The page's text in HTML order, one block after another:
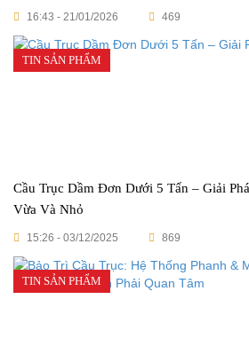
16:43 - 21/01/2026 469
TIN SẢN PHẨM
Cầu Trục Dầm Đơn Dưới 5 Tấn – Giải
Vừa Và Nhỏ
15:26 - 03/12/2025 869
TIN SẢN PHẨM